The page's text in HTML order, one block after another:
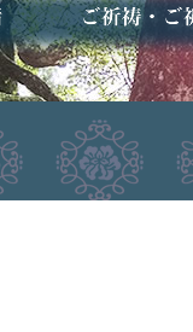
ご祈祷・ご祈
安産祈願
初宮参り
七五三詣
長寿のお祝い
神前結婚式
厄祓い・方位
車のお祓い
地鎮祭
神葬祭（神式